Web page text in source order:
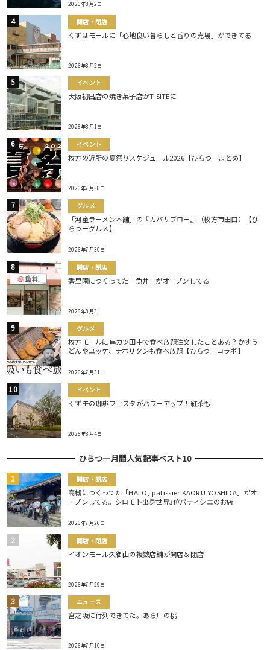
2026年8月2日
開店・閉店
くずはモールに「心地良い暮らしと香りの売場」ができてる
2026年8月2日
イベント
大阪初出店の焼き菓子店がT-SITEに
2026年8月1日
イベント
枚方の近所の夏祭りスケジュール2026【ひらつーまとめ】
2026年7月30日
グルメ
「河童ラーメン本舗」の『カパサブロー』（枚方市田口）【ひ
らつーグルメ】
2026年7月30日
開店・閉店
香里園につくってた「魚丼」がオープンしてる
2026年8月3日
グルメ
枚方モールに串カツ田中で食べ放題注文したことある？かすう
どんやユッケ、ナポリタンも食べ放題【ひらつーコラボ】
2026年7月31日
イベント
くずモの珈琲フェスタがパワーアップ！紅茶も
2026年8月4日
ひらつー月間人気記事ベスト10
開店・閉店
高槻につくってた「HALO, patissier KAORU YOSHIDA」がオ
ープンしてる。シロモト出身世界3位パティシエのお店
2026年7月26日
開店・閉店
イオンモール久御山の複数店舗が開店＆閉店
2026年7月29日
ニュース
宮之阪に行列できてた。あら川の桃
2026年7月10日